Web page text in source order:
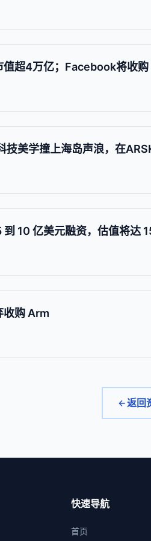
值超4万亿；Facebook将收
技美学撞上海岛声浪，在
10 亿美元融资，估值将达
收购 Arm
返回
快速导航
首页